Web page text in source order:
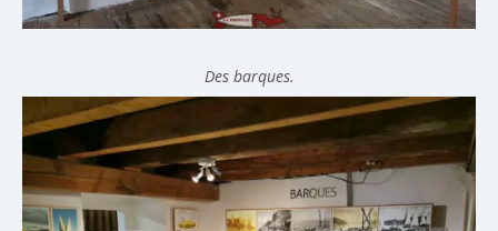
Des barques.